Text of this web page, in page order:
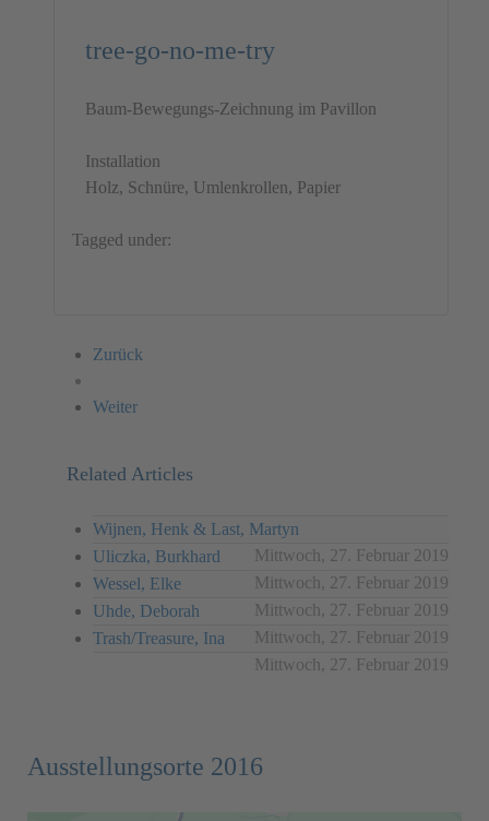
tree-go-no-me-try
Baum-Bewegungs-Zeichnung im Pavillon
Installation
Holz, Schnüre, Umlenkrollen, Papier
Tagged under:
Zurück
Weiter
Related Articles
Wijnen, Henk & Last, Martyn
Mittwoch, 27. Februar 2019
Uliczka, Burkhard
Mittwoch, 27. Februar 2019
Wessel, Elke
Mittwoch, 27. Februar 2019
Uhde, Deborah
Mittwoch, 27. Februar 2019
Trash/Treasure, Ina
Mittwoch, 27. Februar 2019
Ausstellungsorte 2016